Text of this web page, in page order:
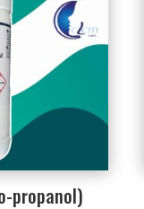
propanol)